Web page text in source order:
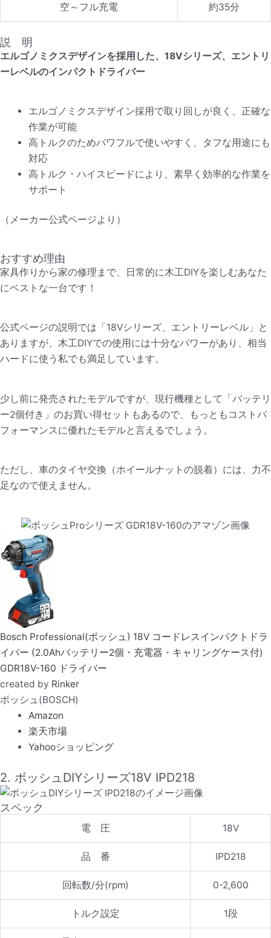
空～フル充電 約35分
説 明
エルゴノミクスデザインを採用した、 18Vシリーズ、エントリ
ーレベルのインパクトドライバー
エルゴノミクスデザイン採用で取り回しが良く、正確な
作業が可能
高トルクのためパワフルで使いやすく、タフな用途にも
対応
高トルク・ハイスピードにより、素早く効率的な作業を
サポート
（メーカー公式ページより）
おすすめ理由
家具作りから家の修理まで、日常的に木工DIYを楽しむあなた
にベストな一台です！
公式ページの説明では「18Vシリーズ、エントリーレベル」と
ありますが、木工DIYでの使用には十分なパワーがあり、相当
ハードに使う私でも満足しています。
少し前に発売されたモデルですが、現行機種として「バッテリ
ー2個付き」のお買い得セットもあるので、もっともコストパ
フォーマンスに優れたモデルと言えるでしょう。
ただし、車のタイヤ交換（ホイールナットの脱着）には、力不
足なので使えません。
Bosch Professional(ボッシュ) 18V コードレスインパクトドラ
イバー (2.0Ahバッテリー2個・充電器・キャリングケース付)
GDR18V-160 ドライバー
created by Rinker
ボッシュ(BOSCH)
Amazon
楽天市場
Yahooショッピング
2. ボッシュDIYシリーズ18V IPD218
スペック
電 圧 18V
品 番 IPD218
回転数/分(rpm) 0-2,600
トルク設定 1段